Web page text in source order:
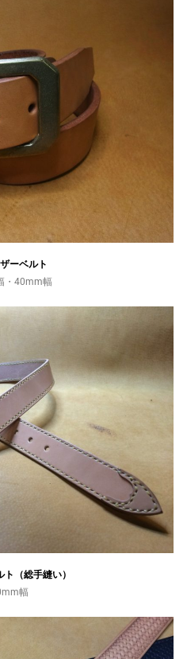
ーベルト
・40mm幅
（総手縫い）
幅